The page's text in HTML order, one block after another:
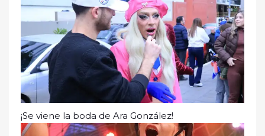
¡Se viene la boda de Ara González!